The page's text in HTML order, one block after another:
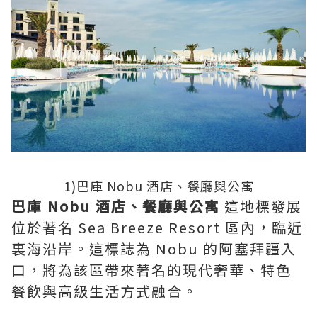
1)巴庫 Nobu 酒店、餐廳與公寓
巴庫 Nobu 酒店、餐廳與公寓 這地標發展
位於著名 Sea Breeze Resort 區內，臨近
裏海沿岸。這標誌為 Nobu 的阿塞拜疆入
口，將為該區帶來著名的現代奢華、特色
餐飲與高級生活方式融合。